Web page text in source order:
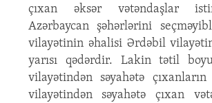
çıxan əksər vətəndaşlar
Azərbaycan şəhərlərini
vilayətinin əhalisi Ərdəbil
yarısı qədərdir. Lakin tətil
vilayətindən səyahətə
vilayətindən səyahətə çıxan